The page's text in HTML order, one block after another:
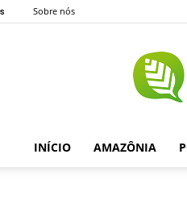
Sobre nós
INÍCIO AMAZÔNIA